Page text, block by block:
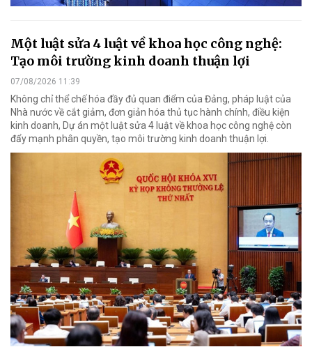
Một luật sửa 4 luật về khoa học công nghệ:
Tạo môi trường kinh doanh thuận lợi
07/08/2026 11:39
Không chỉ thể chế hóa đầy đủ quan điểm của Đảng, pháp luật của
Nhà nước về cắt giảm, đơn giản hóa thủ tục hành chính, điều kiện
kinh doanh, Dự án một luật sửa 4 luật về khoa học công nghệ còn
đẩy mạnh phân quyền, tạo môi trường kinh doanh thuận lợi.